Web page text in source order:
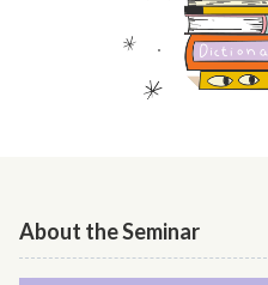
About the Seminar